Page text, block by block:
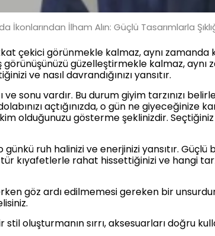
İkonlarından İlham Alın: Güçlü Tasarımlarla
çekici görünmekle kalmaz, aynı zamanda
görünüşünüzü güzelleştirmekle kalmaz, aynı
ve nasıl davrandığınızı yansıtır.
ve sonu vardır. Bu durum giyim tarzınızı
açtığınızda, o gün ne
olduğunuzu gösterme şeklinizdir.
ruh halinizi ve enerjinizi yansıtır.
tür kıyafetlerle rahat hissettiğinizi ve hangi
göz ardı edilmemesi gereken bir
stil oluşturmanın sırrı, aksesuarları doğru